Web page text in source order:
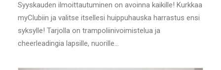
Syyskauden ilmoittautuminen on avoinna kaikille! Kurkkaa
myClubiin ja valitse itsellesi huippuhauska harrastus ensi
syksylle! Tarjolla on trampoliinivoimistelua ja
cheerleadingia lapsille, nuorille…